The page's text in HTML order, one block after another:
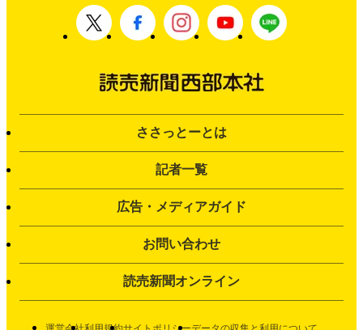
ささっとーとは
記者一覧
広告・メディアガイド
お問い合わせ
読売新聞オンライン